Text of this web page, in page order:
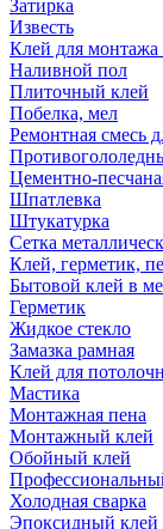
Затирка
Известь
Клей для монтажа
Наливной пол
Плиточный клей
Побелка, мел
Ремонтная смесь
Цементно-
Шпатлевка
Штукатурка
Сетка
Клей, герметик,
Бытовой клей в
Герметик
Жидкое стекло
Замазка рамная
Клей для
Мастика
Монтажная пена
Монтажный клей
Обойный клей
Холодная сварка
Эпоксидный клей